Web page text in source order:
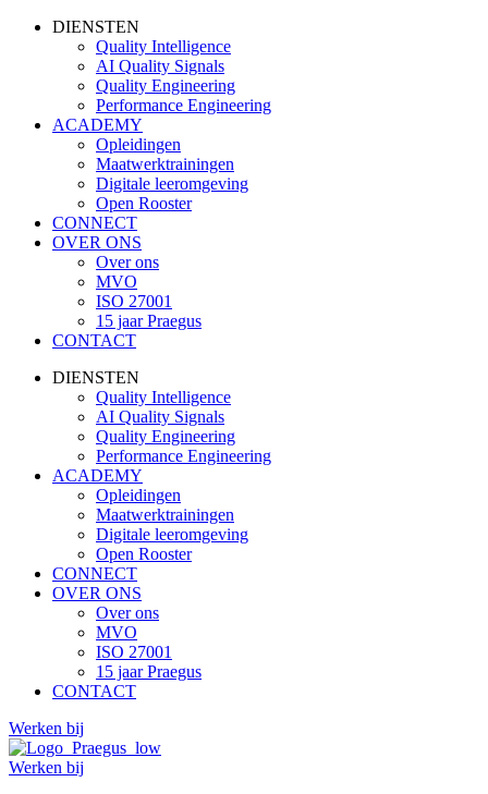
DIENSTEN
Quality Intelligence
AI Quality Signals
Quality Engineering
Performance Engineering
ACADEMY
Opleidingen
Maatwerktrainingen
Digitale leeromgeving
Open Rooster
CONNECT
OVER ONS
Over ons
MVO
ISO 27001
15 jaar Praegus
CONTACT
DIENSTEN
Quality Intelligence
AI Quality Signals
Quality Engineering
Performance Engineering
ACADEMY
Opleidingen
Maatwerktrainingen
Digitale leeromgeving
Open Rooster
CONNECT
OVER ONS
Over ons
MVO
ISO 27001
15 jaar Praegus
CONTACT
Werken bij
Werken bij